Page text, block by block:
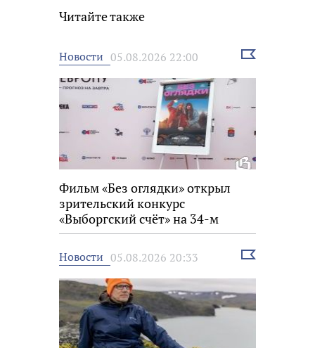
Читайте также
Новости 05.08.2026 22:00
Выбрать
Фильм «Без оглядки» открыл
зрительский конкурс
«Выборгский счёт» на 34-м
фестивале «Окно в Европу»
Новости 05.08.2026 20:33
Выбрать